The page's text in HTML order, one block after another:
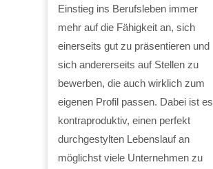
Einstieg ins Berufsleben immer
mehr auf die Fähigkeit an, sich
einerseits gut zu präsentieren und
sich andererseits auf Stellen zu
bewerben, die auch wirklich zum
eigenen Profil passen. Dabei ist es
kontraproduktiv, einen perfekt
durchgestylten Lebenslauf an
möglichst viele Unternehmen zu